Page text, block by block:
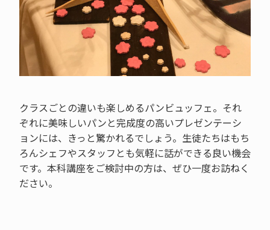
クラスごとの違いも楽しめるパンビュッフェ。それ
ぞれに美味しいパンと完成度の高いプレゼンテーシ
ョンには、きっと驚かれるでしょう。生徒たちはもち
ろんシェフやスタッフとも気軽に話ができる良い機会
です。本科講座をご検討中の方は、ぜひ一度お訪ねく
ださい。